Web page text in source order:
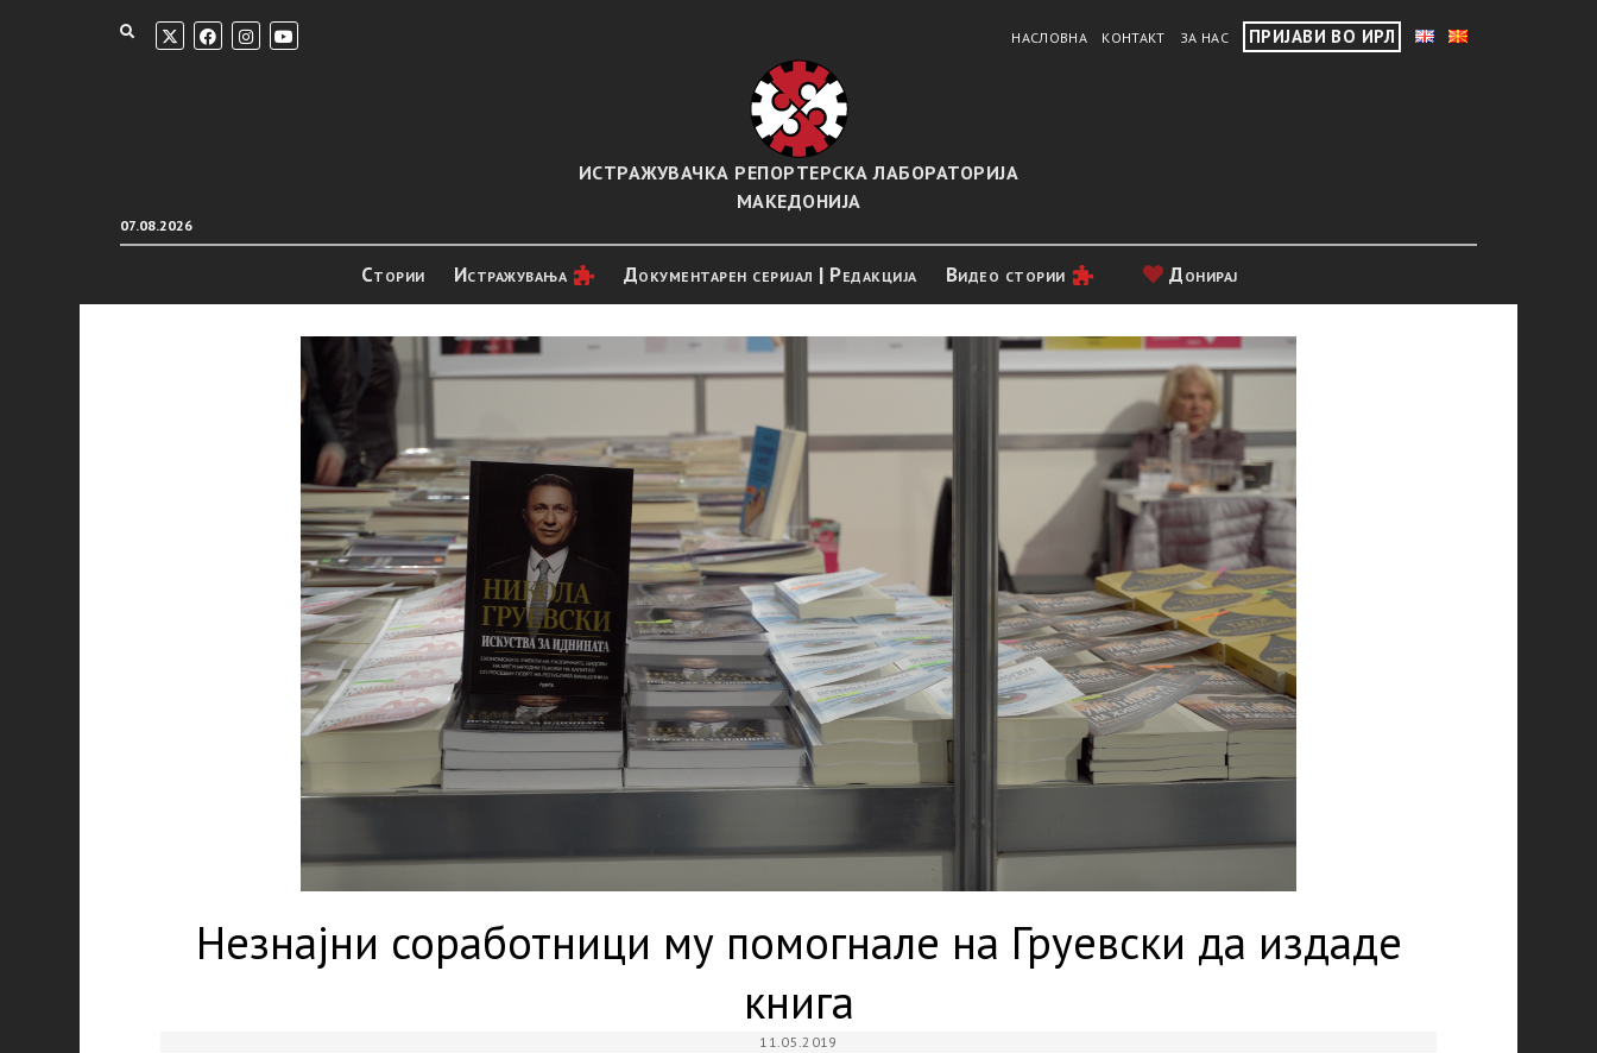
НАСЛОВНА КОНТАКТ ЗА НАС ПРИЈАВИ ВО ИРЛ
07.08.2026
ИСТРАЖУВАЧКА РЕПОРТЕРСКА ЛАБОРАТОРИЈА
МАКЕДОНИЈА
Стории Истражувањa Документарен серијал | Редакција Видео стории Донирај
Незнајни соработници му помогнале на Груевски да издаде
книга
11.05.2019